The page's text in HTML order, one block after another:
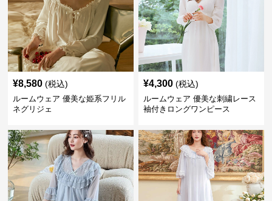
¥8,580 (税込)
ルームウェア 優美な姫系フリル
ネグリジェ
¥4,300 (税込)
ルームウェア 優美な刺繍レース
袖付きロングワンピース